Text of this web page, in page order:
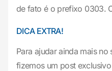
de fato é o prefixo 0303.
DICA EXTRA!
Para ajudar ainda mais
fizemos um post